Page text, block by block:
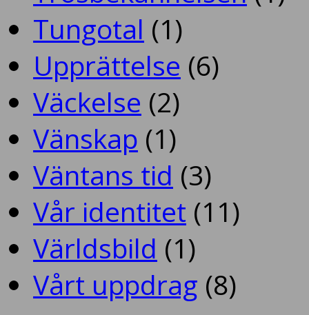
Tungotal (1)
Upprättelse (6)
Väckelse (2)
Vänskap (1)
Väntans tid (3)
Vår identitet (11)
Världsbild (1)
Vårt uppdrag (8)